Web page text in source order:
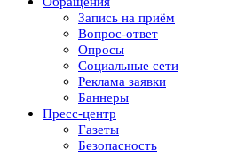
Запись на приём
Вопрос-ответ
Опросы
Социальные сети
Реклама заявки
Баннеры
Пресс-центр
Газеты
Безопасность